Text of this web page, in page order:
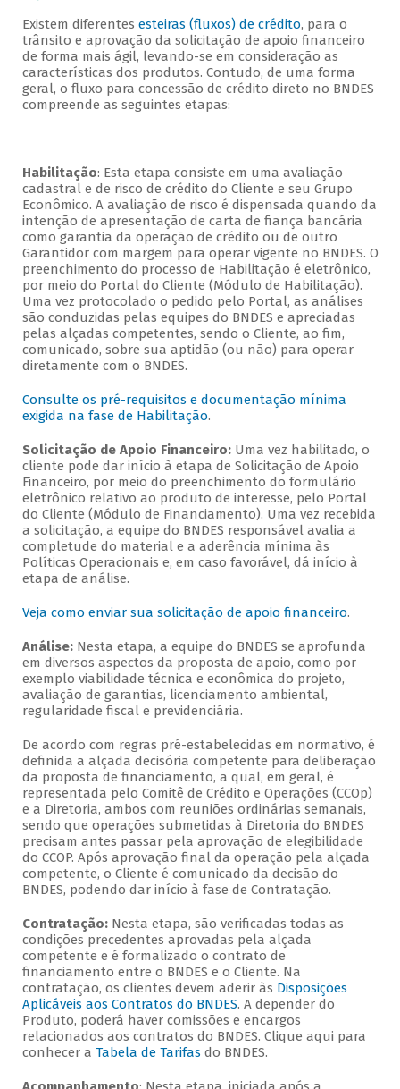
Existem diferentes esteiras (fluxos) de crédito, para o
trânsito e aprovação da solicitação de apoio financeiro
de forma mais ágil, levando-se em consideração as
características dos produtos. Contudo, de uma forma
geral, o fluxo para concessão de crédito direto no BNDES
compreende as seguintes etapas:
Habilitação: Esta etapa consiste em uma avaliação
cadastral e de risco de crédito do Cliente e seu Grupo
Econômico. A avaliação de risco é dispensada quando da
intenção de apresentação de carta de fiança bancária
como garantia da operação de crédito ou de outro
Garantidor com margem para operar vigente no BNDES. O
preenchimento do processo de Habilitação é eletrônico,
por meio do Portal do Cliente (Módulo de Habilitação).
Uma vez protocolado o pedido pelo Portal, as análises
são conduzidas pelas equipes do BNDES e apreciadas
pelas alçadas competentes, sendo o Cliente, ao fim,
comunicado, sobre sua aptidão (ou não) para operar
diretamente com o BNDES.
Consulte os pré-requisitos e documentação mínima
exigida na fase de Habilitação.
Solicitação de Apoio Financeiro: Uma vez habilitado, o
cliente pode dar início à etapa de Solicitação de Apoio
Financeiro, por meio do preenchimento do formulário
eletrônico relativo ao produto de interesse, pelo Portal
do Cliente (Módulo de Financiamento). Uma vez recebida
a solicitação, a equipe do BNDES responsável avalia a
completude do material e a aderência mínima às
Políticas Operacionais e, em caso favorável, dá início à
etapa de análise.
Veja como enviar sua solicitação de apoio financeiro.
Análise:Nesta etapa, a equipe do BNDES se aprofunda
em diversos aspectos da proposta de apoio, como por
exemplo viabilidade técnica e econômica do projeto,
avaliação de garantias, licenciamento ambiental,
regularidade fiscal e previdenciária.
De acordo com regras pré-estabelecidas em normativo, é
definida a alçada decisória competente para deliberação
da proposta de financiamento, a qual, em geral, é
representada pelo Comitê de Crédito e Operações (CCOp)
e a Diretoria, ambos com reuniões ordinárias semanais,
sendo que operações submetidas à Diretoria do BNDES
precisam antes passar pela aprovação de elegibilidade
do CCOP. Após aprovação final da operação pela alçada
competente, o Cliente é comunicado da decisão do
BNDES, podendo dar início à fase de Contratação.
Contratação: Nesta etapa, são verificadas todas as
condições precedentes aprovadas pela alçada
competente e é formalizado o contrato de
financiamento entre o BNDES e o Cliente. Na
contratação, os clientes devem aderir às Disposições
Aplicáveis aos Contratos do BNDES. A depender do
Produto, poderá haver comissões e encargos
relacionados aos contratos do BNDES. Clique aqui para
conhecer a Tabela de Tarifas do BNDES.